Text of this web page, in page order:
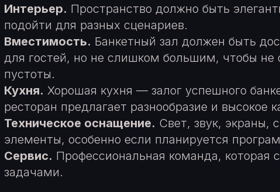
Интерьер. Пространство должно быть
подойти для разных сценариев.
Вместимость. Банкетный зал должен быть
для гостей, но не слишком большим, чтобы не
пустоты.
Кухня. Хорошая кухня — залог успешного
ресторан предлагает разнообразие и высокое
Техническое оснащение. Свет, звук, экраны,
элементы, особенно если планируется
Сервис. Профессиональная команда, которая
задачами.